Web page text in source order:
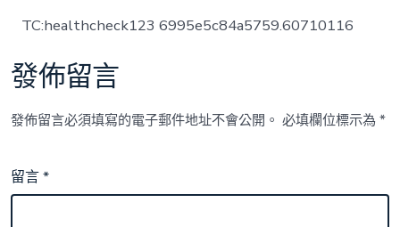
心
TC:healthcheck123 6995e5c84a5759.60710116
發佈留言
發佈留言必須填寫的電子郵件地址不會公開。 必填欄位標示為*
留言*